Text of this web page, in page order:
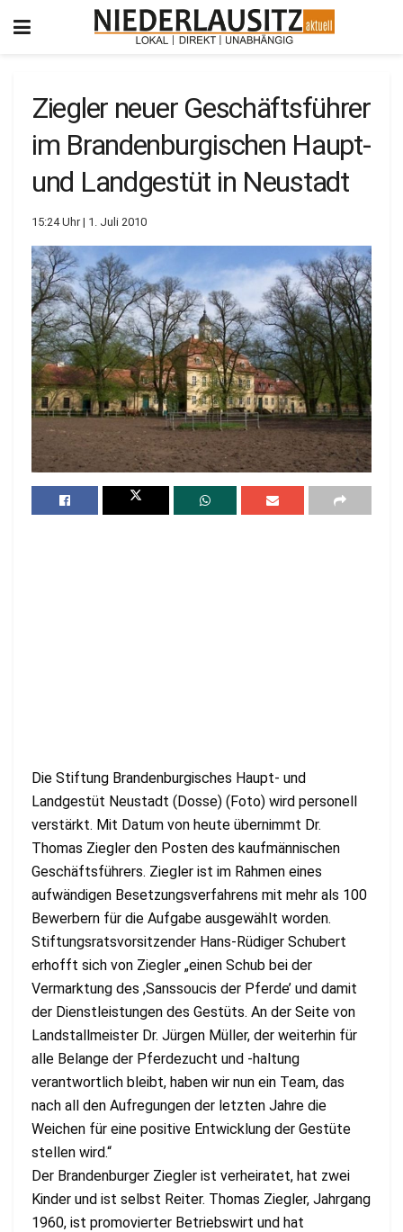
Ziegler neuer Geschäftsführer
im Brandenburgischen Haupt-
und Landgestüt in Neustadt
15:24 Uhr | 1. Juli 2010
Die Stiftung Brandenburgisches Haupt- und
Landgestüt Neustadt (Dosse) (Foto) wird personell
verstärkt. Mit Datum von heute übernimmt Dr.
Thomas Ziegler den Posten des kaufmännischen
Geschäftsführers. Ziegler ist im Rahmen eines
aufwändigen Besetzungsverfahrens mit mehr als 100
Bewerbern für die Aufgabe ausgewählt worden.
Stiftungsratsvorsitzender Hans-Rüdiger Schubert
erhofft sich von Ziegler „einen Schub bei der
Vermarktung des ,Sanssoucis der Pferde’ und damit
der Dienstleistungen des Gestüts. An der Seite von
Landstallmeister Dr. Jürgen Müller, der weiterhin für
alle Belange der Pferdezucht und -haltung
verantwortlich bleibt, haben wir nun ein Team, das
nach all den Aufregungen der letzten Jahre die
Weichen für eine positive Entwicklung der Gestüte
stellen wird.“
Der Brandenburger Ziegler ist verheiratet, hat zwei
Kinder und ist selbst Reiter. Thomas Ziegler, Jahrgang
1960, ist promovierter Betriebswirt und hat